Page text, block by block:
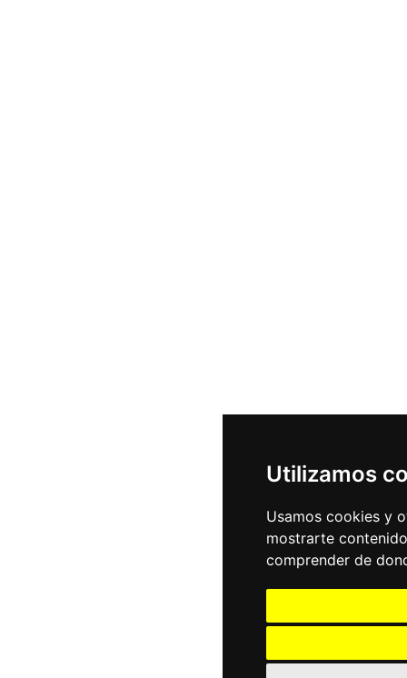
Utilizamos
Usamos cookies y
mostrarte
comprender de